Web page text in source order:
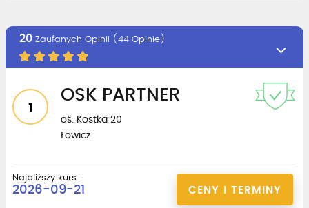
20 Zaufanych Opinii (44 Opinie)
1
OSK PARTNER
oś. Kostka 20
Łowicz
CENY I TERMINY
Najbliższy kurs:
2026-09-21